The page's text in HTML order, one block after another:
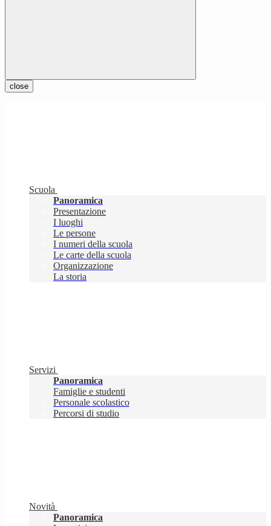
close
Scuola
Panoramica
Presentazione
I luoghi
Le persone
I numeri della scuola
Le carte della scuola
Organizzazione
La storia
Servizi
Panoramica
Famiglie e studenti
Personale scolastico
Percorsi di studio
Novità
Panoramica